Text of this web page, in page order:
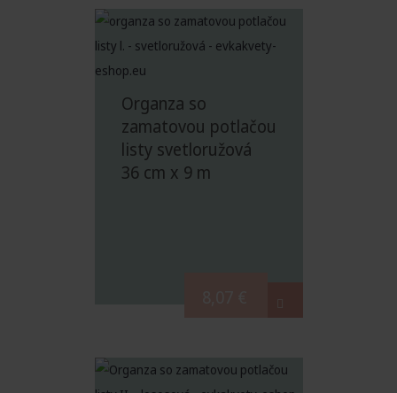
Organza so
zamatovou potlačou
listy svetloružová
36 cm x 9 m